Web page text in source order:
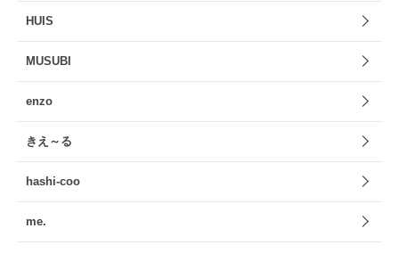
HUIS
MUSUBI
enzo
きえ～る
hashi-coo
me.